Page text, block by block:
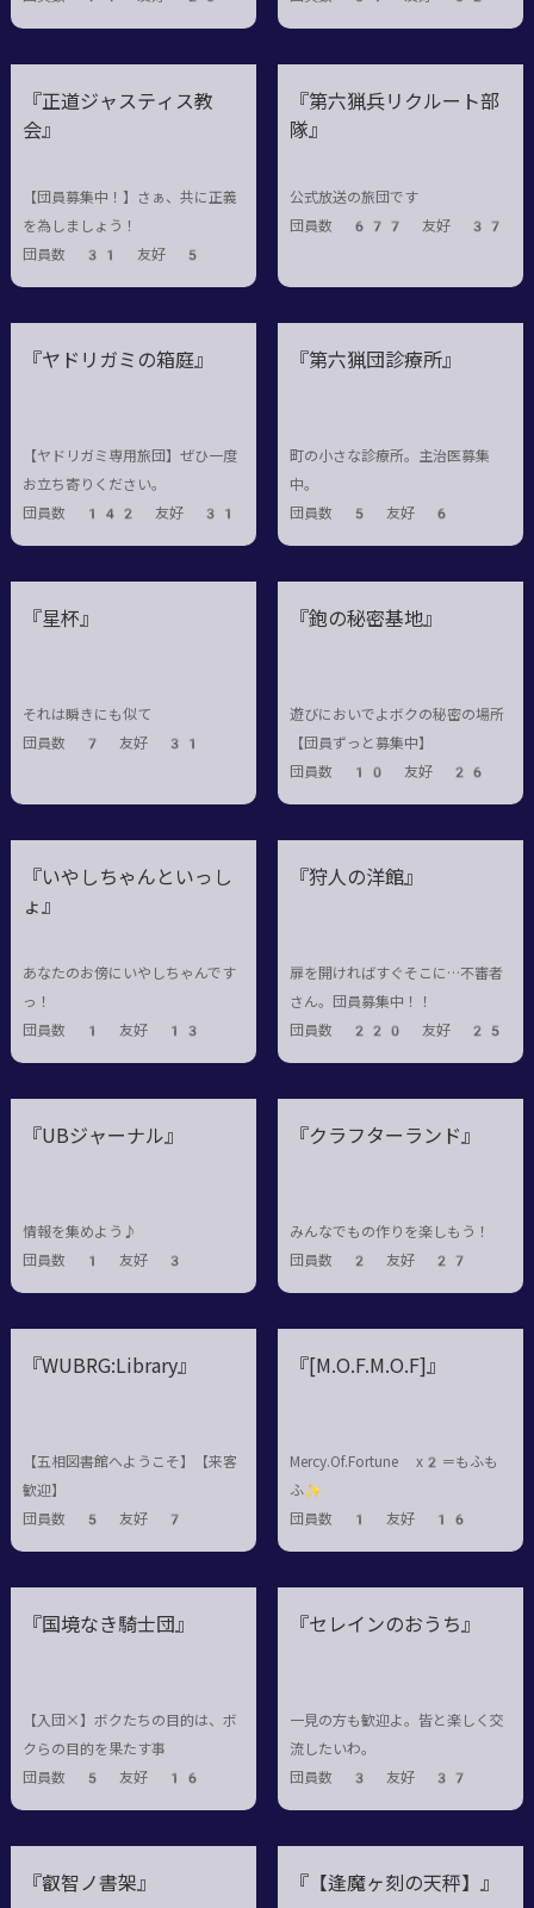
『正道ジャスティス教
会』
【団員募集中！】さぁ、共に正義
を為しましょう！
団員数 31 友好 5
『第六猟兵リクルート部
隊』
公式放送の旅団です
団員数 677 友好 37
『ヤドリガミの箱庭』
【ヤドリガミ専用旅団】ぜひ一度
お立ち寄りください。
団員数 142 友好 31
『第六猟団診療所』
町の小さな診療所。主治医募集
中。
団員数 5 友好 6
『星杯』
それは瞬きにも似て
団員数 7 友好 31
『鉋の秘密基地』
遊びにおいでよボクの秘密の場所
【団員ずっと募集中】
団員数 10 友好 26
『いやしちゃんといっし
ょ』
あなたのお傍にいやしちゃんです
っ！
団員数 1 友好 13
『狩人の洋館』
扉を開ければすぐそこに…不審者
さん。団員募集中！！
団員数 220 友好 25
『UBジャーナル』
情報を集めよう♪
団員数 1 友好 3
『クラフターランド』
みんなでもの作りを楽しもう！
団員数 2 友好 27
『WUBRG:Library』
【五相図書館へようこそ】【来客
歓迎】
団員数 5 友好 7
『[M.O.F.M.O.F]』
Mercy.Of.Fortune x2＝もふも
ふ✨
団員数 1 友好 16
『国境なき騎士団』
【入団×】ボクたちの目的は、ボ
クらの目的を果たす事
団員数 5 友好 16
『セレインのおうち』
一見の方も歓迎よ。皆と楽しく交
流したいわ。
団員数 3 友好 37
『叡智ノ書架』 『【逢魔ヶ刻の天秤】』